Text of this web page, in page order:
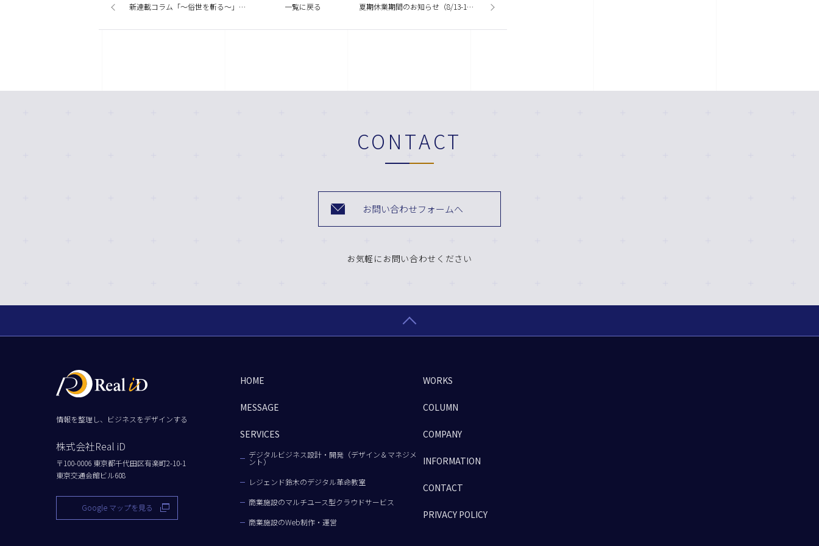
新連載コラム「〜俗世を斬る〜」開始のお知らせ 一覧に戻る 夏期休業期間のお知らせ（8/13-16）
CONTACT
お問い合わせフォームへ
お気軽にお問い合わせください
情報を整理し、ビジネスをデザインする
株式会社Real iD
〒100-0006 東京都千代田区有楽町2-10-1
東京交通会館ビル608
Google マップを見る
HOME
MESSAGE
SERVICES
デジタルビジネス設計・開発（デザイン＆マネジメ
ント）
レジェンド鈴木のデジタル革命教室
商業施設のマルチユース型クラウドサービス
商業施設のWeb制作・運営
WORKS
COLUMN
COMPANY
INFORMATION
CONTACT
PRIVACY POLICY